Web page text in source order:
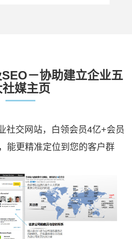
－协助建立企业五
社媒主页
社交网站，白领会员4亿+会员
能更精准定位到您的客户群